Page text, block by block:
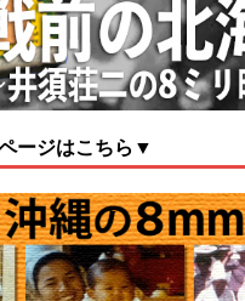
ージはこちら▼